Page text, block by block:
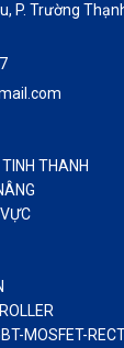
P. Trường
THANH
MOSFET-